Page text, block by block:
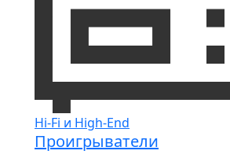
Hi-Fi и High-End
Проигрыватели